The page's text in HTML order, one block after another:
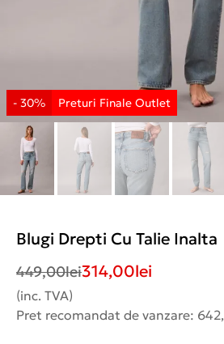
Blugi Drepti Cu Talie Inalta
449,00lei314,00lei
(inc. TVA)
Pret recomandat de vanzare: